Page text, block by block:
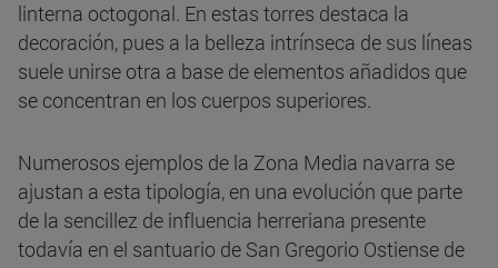
linterna octogonal. En estas torres destaca la
decoración, pues a la belleza intrínseca de sus líneas
suele unirse otra a base de elementos añadidos que
se concentran en los cuerpos superiores.
Numerosos ejemplos de la Zona Media navarra se
ajustan a esta tipología, en una evolución que parte
de la sencillez de influencia herreriana presente
todavía en el santuario de San Gregorio Ostiense de